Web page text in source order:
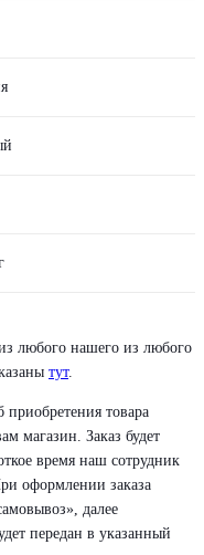
любого нашего из любого
тут.
товара
магазин. Заказ будет
время наш сотрудник
оформлении заказа
далее
передан в указанный